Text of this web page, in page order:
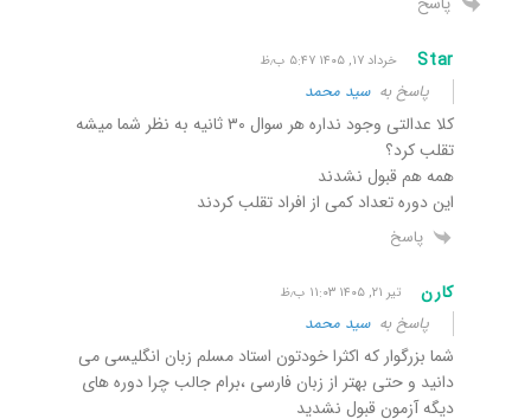
Star خرداد ۱۷, ۱۴۰۵ ۵:۴۷ ب٫ظ
پاسخ بهسید محمد
کلا عدالتی وجود نداره هر سوال ۳۰ ثانیه به نظر شما میشه
تقلب کرد؟
همه هم قبول نشدند
این دوره تعداد کمی از افراد تقلب کردند
پاسخ
کارن تیر ۲۱, ۱۴۰۵ ۱۱:۰۳ ب٫ظ
پاسخ بهسید محمد
شما بزرگوار که اکثرا خودتون استاد مسلم زبان انگلیسی می
دانید و حتی بهتر از زبان فارسی ،برام جالب چرا دوره های
دیگه آزمون قبول نشدید